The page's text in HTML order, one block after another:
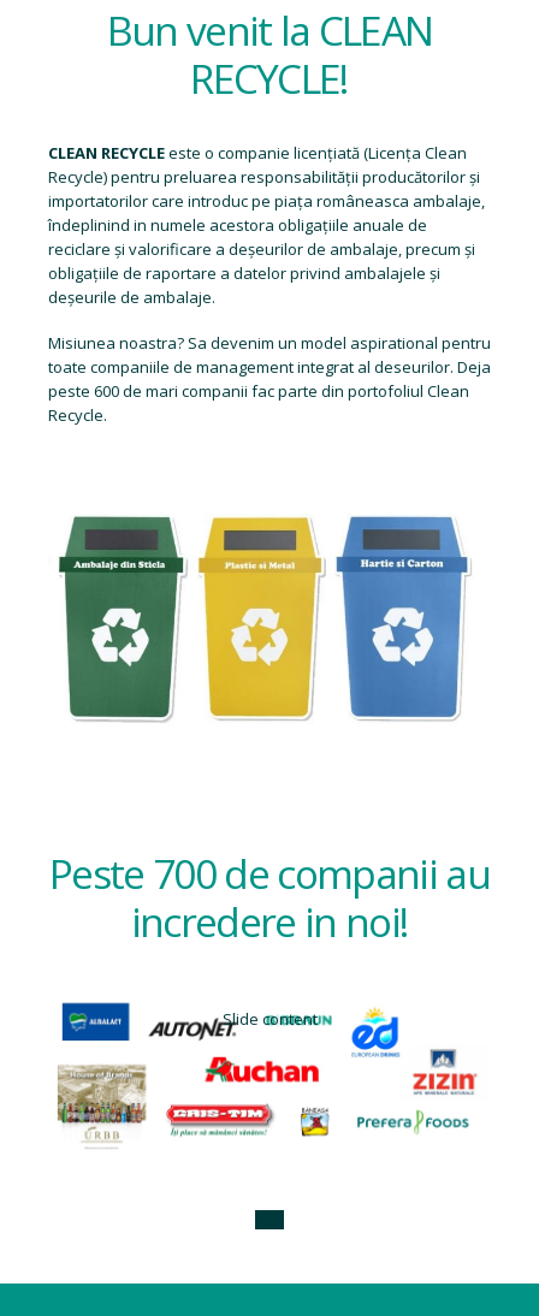
Bun venit la CLEAN
RECYCLE!
CLEAN RECYCLEeste o companie licențiată (Licența Clean
Recycle) pentru preluarea responsabilității producătorilor și
importatorilor care introduc pe piața româneasca ambalaje,
îndeplinind in numele acestora obligațiile anuale de
reciclare și valorificare a deșeurilor de ambalaje, precum și
obligațiile de raportare a datelor privind ambalajele și
deșeurile de ambalaje.
Misiunea noastra? Sa devenim un model aspirational pentru
toate companiile de management integrat al deseurilor. Deja
peste 600 de mari companii fac parte din portofoliul Clean
Recycle.
Peste 700 de companii au
incredere in noi!
Slide content